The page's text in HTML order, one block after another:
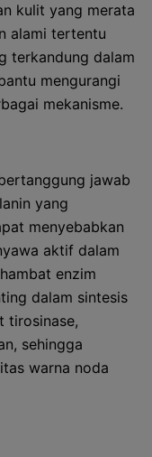
kulit yang merata
alami tertentu
terkandung dalam
mengurangi
mekanisme.
jawab
yang
menyebabkan
aktif dalam
enzim
dalam sintesis
tirosinase,
sehingga
warna noda